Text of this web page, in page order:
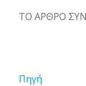
ΤΟ ΑΡΘΡΟ
Πηγή